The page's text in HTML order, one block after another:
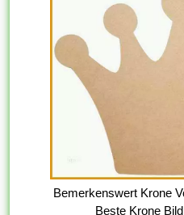
Bemerkenswert Krone
Beste Krone